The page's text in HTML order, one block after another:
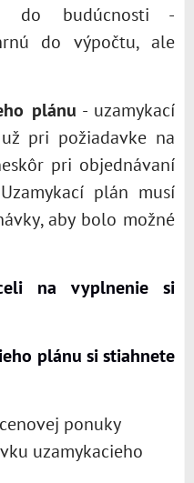
do budúcnosti -
do výpočtu, ale
plánu - uzamykací
pri požiadavke na
pri objednávaní
plán musí
aby bolo možné
na vyplnenie si
plánu si stiahnete
ponuky
uzamykacieho